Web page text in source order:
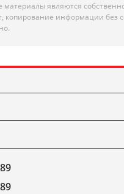
материалы являются
копирование информации без